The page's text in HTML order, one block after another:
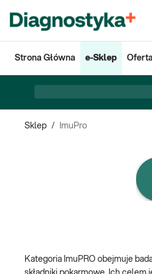
Strona Główna e-Sklep Oferta
Sklep / ImuPro
Kategoria ImuPRO obejmuje